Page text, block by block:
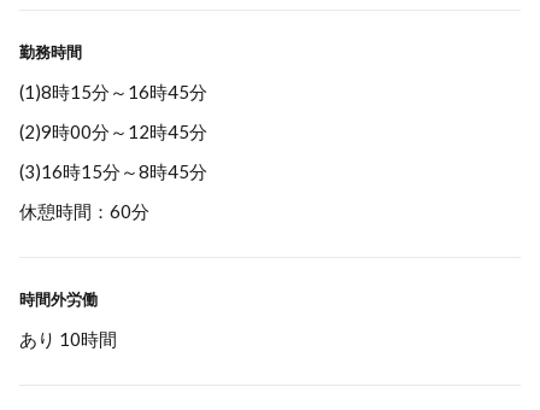
勤務時間
(1)8時15分～16時45分
(2)9時00分～12時45分
(3)16時15分～8時45分
休憩時間：60分
時間外労働
あり 10時間